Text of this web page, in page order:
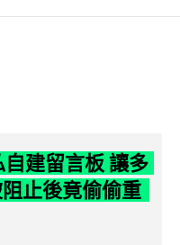
建留言板 讓多
止後竟偷偷重